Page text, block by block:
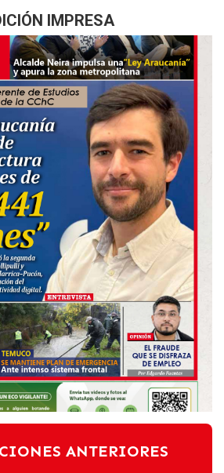
IMPRESA
ANTERIORES